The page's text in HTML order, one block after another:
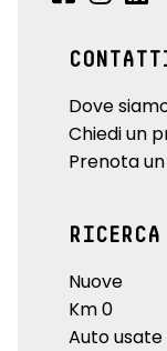
Dove
Chiedi un
Prenota
Nuove
Km 0
Auto usate